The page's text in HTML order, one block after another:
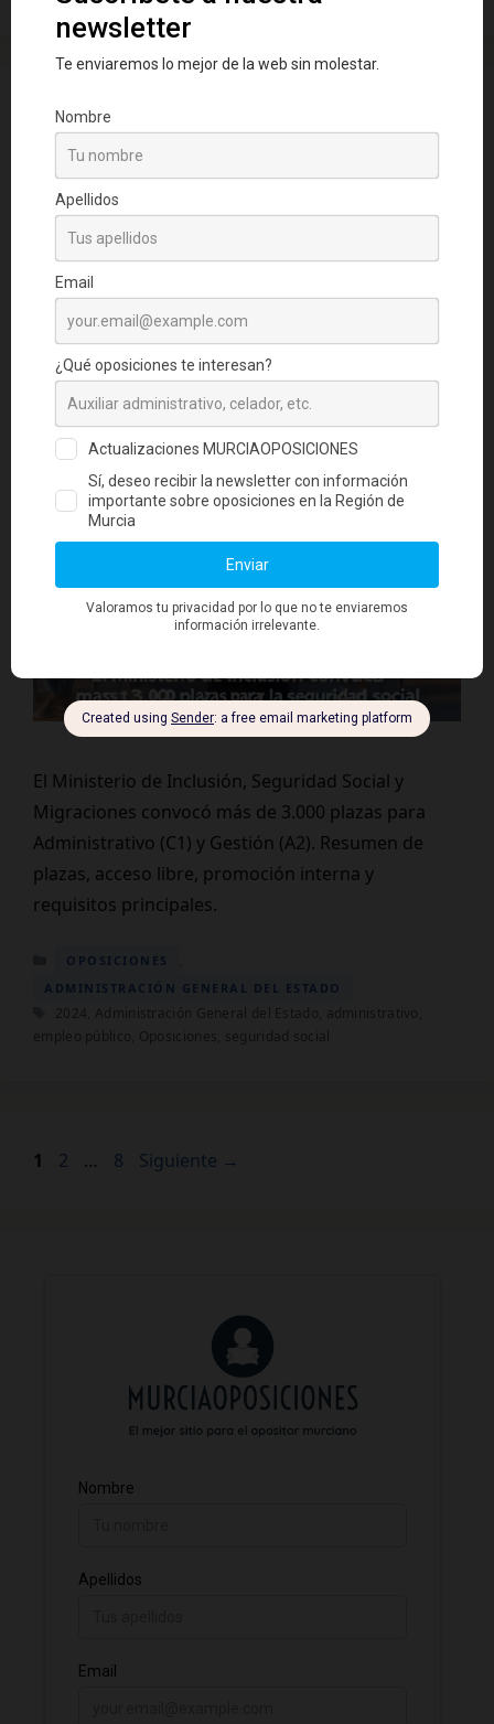
El ministerio de inclusión convoca
más de 3.000 plazas para la
Seguridad Social de Administrativo
(C1) y Gestión (A2)
31/12/2024porEquipo MURCIAOPOSICIONES.com
El Ministerio de Inclusión, Seguridad Social y
Migraciones convocó más de 3.000 plazas para
Administrativo (C1) y Gestión (A2). Resumen de
plazas, acceso libre, promoción interna y
requisitos principales.
Categorías
OPOSICIONES
ADMINISTRACIÓN GENERAL DEL ESTADO
2024
empleo público
seguridad social
Página
1 Página
2 … Página
8 Siguiente →